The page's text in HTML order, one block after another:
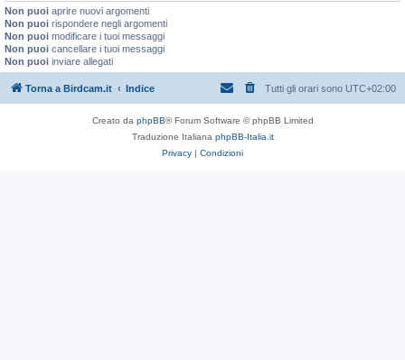
Non puoi aprire nuovi argomenti
Non puoi rispondere negli argomenti
Non puoi modificare i tuoi messaggi
Non puoi cancellare i tuoi messaggi
Non puoi inviare allegati
Torna a Birdcam.it Indice Tutti gli orari sono UTC+02:00
Creato da phpBB® Forum Software © phpBB Limited
Traduzione Italiana phpBB-Italia.it
Privacy | Condizioni